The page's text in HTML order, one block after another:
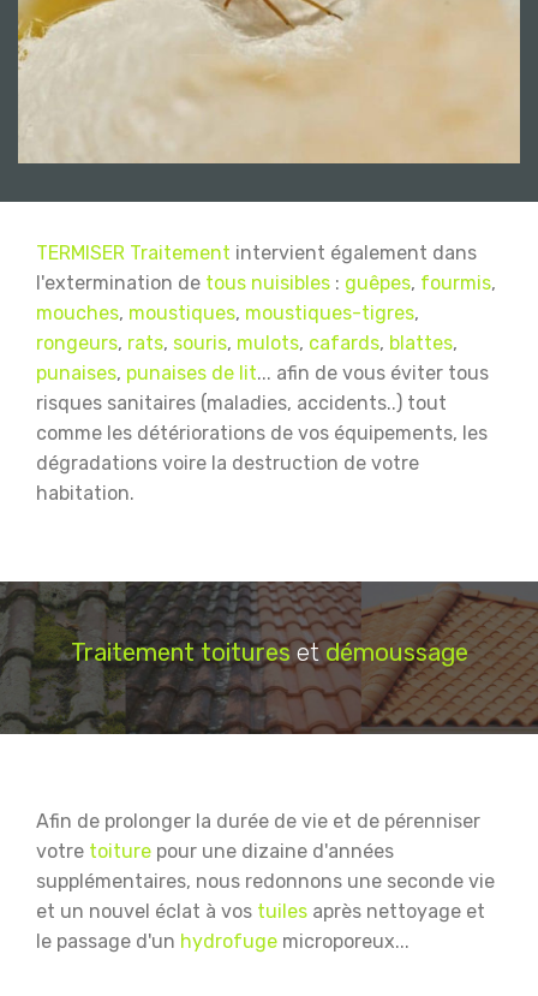
TERMISER Traitement intervient également dans
l'extermination de tous nuisibles : guêpes, fourmis,
mouches, moustiques, moustiques-tigres,
rongeurs, rats, souris, mulots, cafards, blattes,
punaises, punaises de lit... afin de vous éviter tous
risques sanitaires (maladies, accidents..) tout
comme les détériorations de vos équipements, les
dégradations voire la destruction de votre
habitation.
Traitement toitureset démoussage
Afin de prolonger la durée de vie et de pérenniser
votre toiture pour une dizaine d'années
supplémentaires, nous redonnons une seconde vie
et un nouvel éclat à vos tuiles après nettoyage et
le passage d'un hydrofuge microporeux...